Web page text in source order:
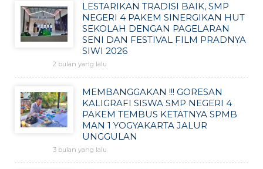
LESTARIKAN TRADISI BAIK, SMP
NEGERI 4 PAKEM SINERGIKAN HUT
SEKOLAH DENGAN PAGELARAN
SENI DAN FESTIVAL FILM PRADNYA
SIWI 2026
2 bulan yang lalu
MEMBANGGAKAN !!! GORESAN
KALIGRAFI SISWA SMP NEGERI 4
PAKEM TEMBUS KETATNYA SPMB
MAN 1 YOGYAKARTA JALUR
UNGGULAN
3 bulan yang lalu